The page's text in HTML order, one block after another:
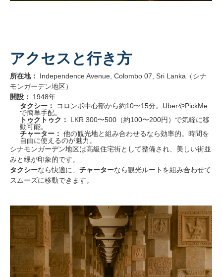
アクセスと行き方
所在地：
Independence Avenue, Colombo 07, Sri Lanka（シナ
モンガーデン地区）
開設：
1948年
タクシー：
コロンボ中心部から約10〜15分。UberやPickMe
で簡単手配。
トゥクトゥク：
LKR 300〜500（約100〜200円）で気軽に移
動可能。
チャーター： 他の観光地と組み合わせるなら効率的。時間を
自由に使えるのが魅力。
シナモンガーデン地区は高級住宅街として整備され、美しい街並
みと緑が印象的です。
タクシーなら快適に、 チャーターなら観光ルートを組み合わせて
スムーズに移動できます。